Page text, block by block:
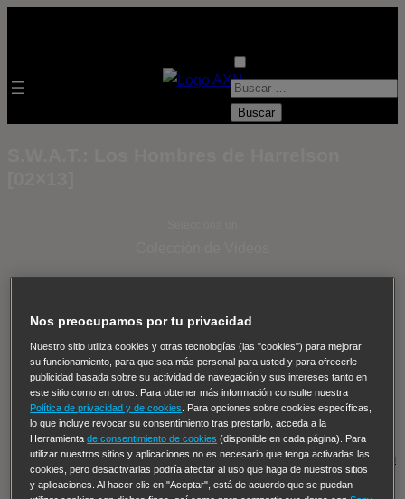
B
Thomas, el ojo del FBI Pan Am Dawson crece
Insomnia El Guardián The Blacklist Cinco en familia
Hudson & Rex Diez libras y un sueño Mr Loverman
Regreso al futuro III NUEVE CUERPOS Los últimos
caballeros Tormenta infinita Sing Street Cobra Kai
Tom
y Lola High Country Los casos de Susan Ryeland:
Nos preocupamos por tu privacidad
Nuestro sitio utiliza cookies y otras tecnologías (las "cookies") para mejorar
su funcionamiento, para que sea más personal para usted y para ofrecerle
publicidad basada sobre su actividad de navegación y sus intereses tanto en
este sitio como en otros. Para obtener más información consulte nuestra
Política de privacidad y de cookies
. Para opciones sobre cookies específicas,
lo que incluye revocar su consentimiento tras prestarlo, acceda a la
Herramientade consentimiento de cookies (disponible en cada página). Para
utilizar nuestros sitios y aplicaciones no es necesario que tenga activadas las
cookies, pero desactivarlas podría afectar al uso que haga de nuestros sitios
y aplicaciones. Al hacer clic en "Aceptar", está de acuerdo que se puedan